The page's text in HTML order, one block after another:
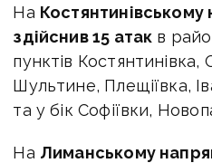
На
здійснив 15 атак в
пунктів
Шультине, Плещіївка,
та у бік Софіївки,
На Лиманському